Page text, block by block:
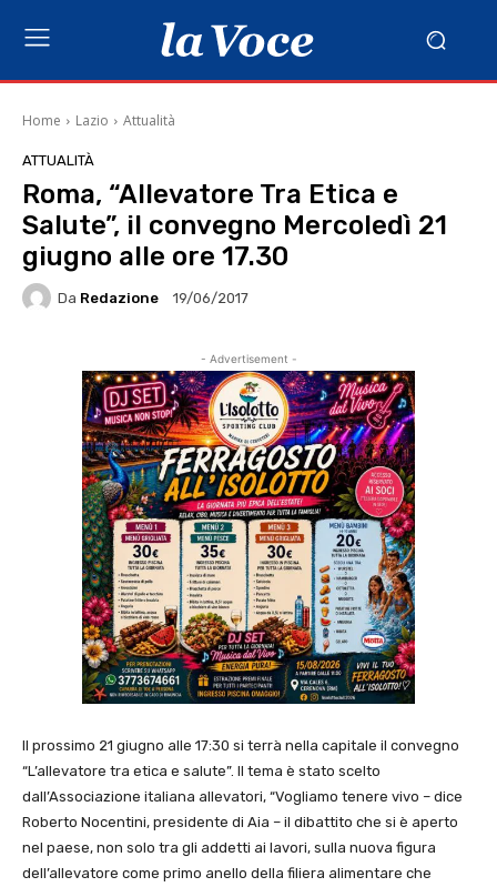
Home Lazio Attualità
ATTUALITÀ
Roma, “Allevatore Tra Etica e
Salute”, il convegno Mercoledì 21
giugno alle ore 17.30
Da Redazione 19/06/2017
- Advertisement -
Il prossimo 21 giugno alle 17:30 si terrà nella capitale il convegno
“L’allevatore tra etica e salute”. Il tema è stato scelto
dall’Associazione italiana allevatori, “Vogliamo tenere vivo – dice
Roberto Nocentini, presidente di Aia – il dibattito che si è aperto
nel paese, non solo tra gli addetti ai lavori, sulla nuova figura
dell’allevatore come primo anello della filiera alimentare che